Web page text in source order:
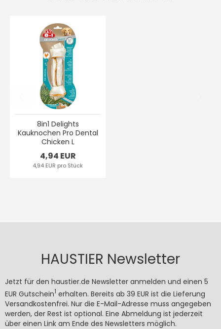
8in1 Delights
Kauknochen Pro Dental
Chicken L
4,94 EUR
4,94 EUR pro Stück
HAUSTIER Newsletter
Jetzt für den haustier.de Newsletter anmelden und einen 5
EUR Gutschein1 erhalten. Bereits ab 39 EUR ist die Lieferung
Versandkostenfrei. Nur die E-Mail-Adresse muss angegeben
werden, der Rest ist optional. Eine Abmeldung ist jederzeit
über einen Link am Ende des Newsletters möglich.